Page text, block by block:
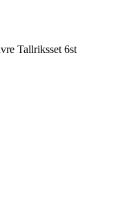
Tallriksset 6st